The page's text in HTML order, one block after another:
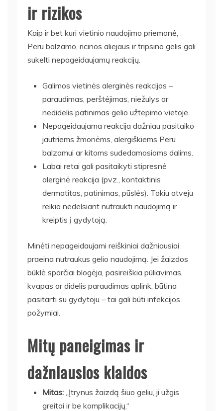
ir rizikos
Kaip ir bet kuri vietinio naudojimo priemonė,
Peru balzamo, ricinos aliejaus ir tripsino gelis gali
sukelti nepageidaujamų reakcijų.
Galimos vietinės alerginės reakcijos –
paraudimas, perštėjimas, niežulys ar
nedidelis patinimas gelio užtepimo vietoje.
Nepageidaujama reakcija dažniau pasitaiko
jautriems žmonėms, alergiškiems Peru
balzamui ar kitoms sudedamosioms dalims.
Labai retai gali pasitaikyti stipresnė
alerginė reakcija (pvz., kontaktinis
dermatitas, patinimas, pūslės). Tokiu atveju
reikia nedelsiant nutraukti naudojimą ir
kreiptis į gydytoją.
Minėti nepageidaujami reiškiniai dažniausiai
praeina nutraukus gelio naudojimą. Jei žaizdos
būklė sparčiai blogėja, pasireiškia pūliavimas,
kvapas ar didelis paraudimas aplink, būtina
pasitarti su gydytoju – tai gali būti infekcijos
požymiai.
Mitų paneigimas ir
dažniausios klaidos
Mitas: „Įtrynus žaizdą šiuo geliu, ji užgis
greitai ir be komplikacijų.“